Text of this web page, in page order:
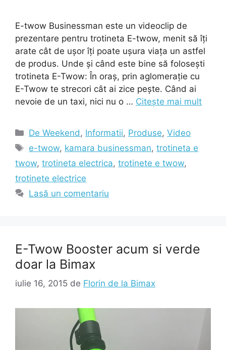
E-twow Businessman este un videoclip de
prezentare pentru trotineta E-twow, menit să îți
arate cât de ușor îți poate ușura viața un astfel
de produs. Unde și când este bine să folosești
trotineta E-Twow: În oraș, prin aglomerație cu
E-Twow te strecori cât ai zice pește. Când ai
nevoie de un taxi, nici nu o … Citește mai mult
Categorii
De Weekend , Informatii, Produse,Video
Etichete
e-twow, kamara businessman,trotineta e
twow, trotineta electrica, trotinete e twow,
trotinete electrice
Lasă un comentariu
E-Twow Booster acum si verde
doar la Bimax
iulie 16, 2015 de Florin de la Bimax